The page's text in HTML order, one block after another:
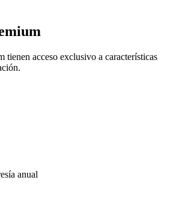
tienen acceso exclusivo a características
anual